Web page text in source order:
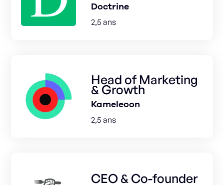
Doctrine
2,5 ans
Head of Marketing
& Growth
Kameleoon
2,5 ans
CEO & Co-founder